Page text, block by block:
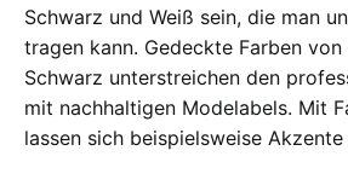
Schwarz und Weiß sein, die man
tragen kann. Gedeckte Farben
Schwarz unterstreichen den
mit nachhaltigen Modelabels. Mit
lassen sich beispielsweise Akzente